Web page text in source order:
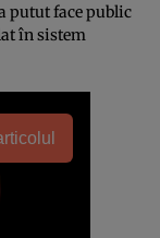
putut face public
în sistem